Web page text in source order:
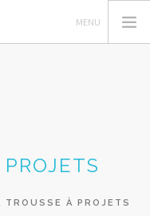
TROUSSE À PROJETS